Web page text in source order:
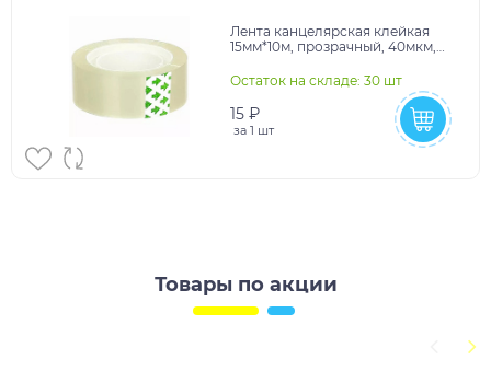
Лента канцелярская клейкая
15мм*10м, прозрачный, 40мкм,
втулка d=24мм, " K
Остаток на складе: 30 шт
15 ₽
за 1 шт
Товары по акции